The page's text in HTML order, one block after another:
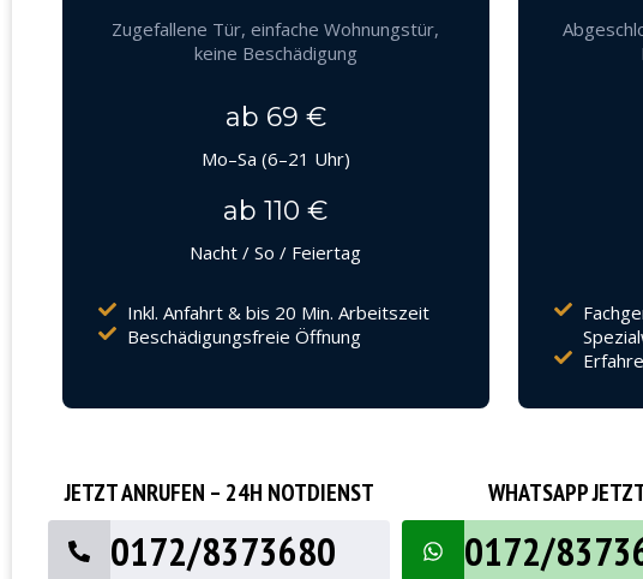
Zugefallene Tür, einfache Wohnungstür,
keine Beschädigung
ab 69 €
Mo–Sa (6–21 Uhr)
ab 110 €
Nacht / So / Feiertag
Inkl. Anfahrt & bis 20 Min. Arbeitszeit
Beschädigungsfreie Öffnung
JETZT ANRUFEN – 24H NOTDIENST
0172/8373680
WHATSAPP
0172/